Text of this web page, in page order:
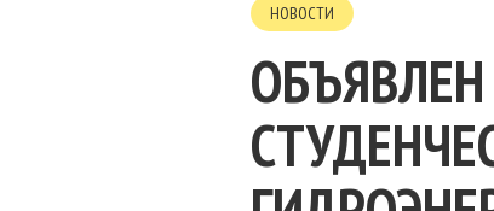
НОВОСТИ